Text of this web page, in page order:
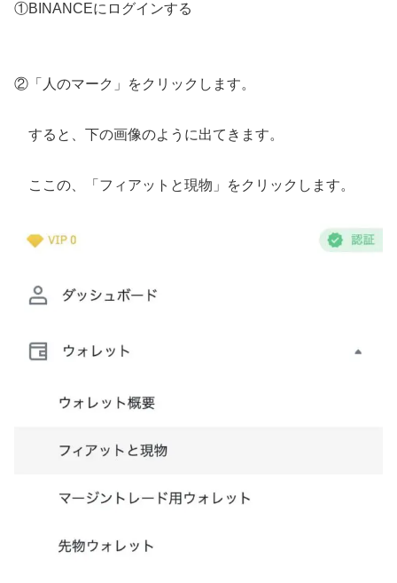
①BINANCEにログインする
②「人のマーク」をクリックします。
すると、下の画像のように出てきます。
ここの、「フィアットと現物」をクリックします。